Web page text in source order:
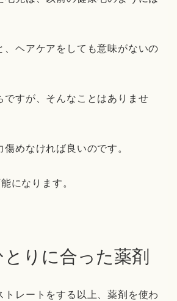
、ヘアケアをしても意味がないの
ですが、そんなことはありませ
めなければ良いのです。
になります。
とりに合った薬剤
トレートをする以上、薬剤を使わ